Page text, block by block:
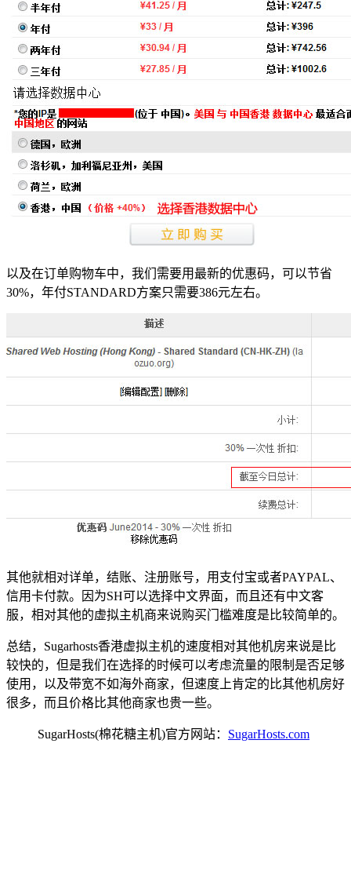
以及在订单购物车中，我们需要用最新的优惠码，可以节省
30%，年付STANDARD方案只需要386元左右。
其他就相对详单，结账、注册账号，用支付宝或者PAYPAL、
信用卡付款。因为SH可以选择中文界面，而且还有中文客
服，相对其他的虚拟主机商来说购买门槛难度是比较简单的。
总结，Sugarhosts香港虚拟主机的速度相对其他机房来说是比
较快的，但是我们在选择的时候可以考虑流量的限制是否足够
使用，以及带宽不如海外商家，但速度上肯定的比其他机房好
很多，而且价格比其他商家也贵一些。
SugarHosts(棉花糖主机)官方网站： SugarHosts.com